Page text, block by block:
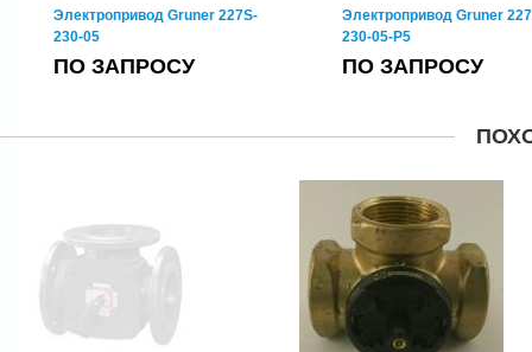
Электропривод Gruner 227S-
230-05
ПО ЗАПРОСУ
Электропривод Gruner
230-05-P5
ПО ЗАПРОСУ